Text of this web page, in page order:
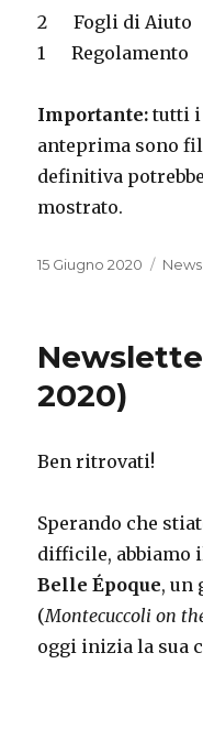
2Fogli di Aiuto
1Regolamento
Importante: tutti i
anteprima sono
definitiva
mostrato.
Posted
15 Giugno 2020 News
2020)
Ben ritrovati!
Sperando che
difficile, abbiamo
Belle Époque, un
(Montecuccoli on
oggi inizia la sua